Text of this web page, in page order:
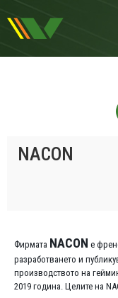
NACON
Фирмата NACON е
разработването и
производството на
2019 година. Целите на